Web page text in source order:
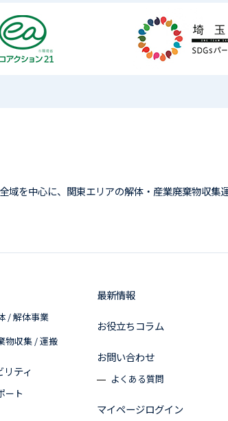
域を中心に、関東エリアの解体・産業廃棄物収集
/ 解体事業
物収集 / 運搬
ティ
ート
最新情報
お役立ちコラム
お問い合わせ
よくある質問
マイページログイン